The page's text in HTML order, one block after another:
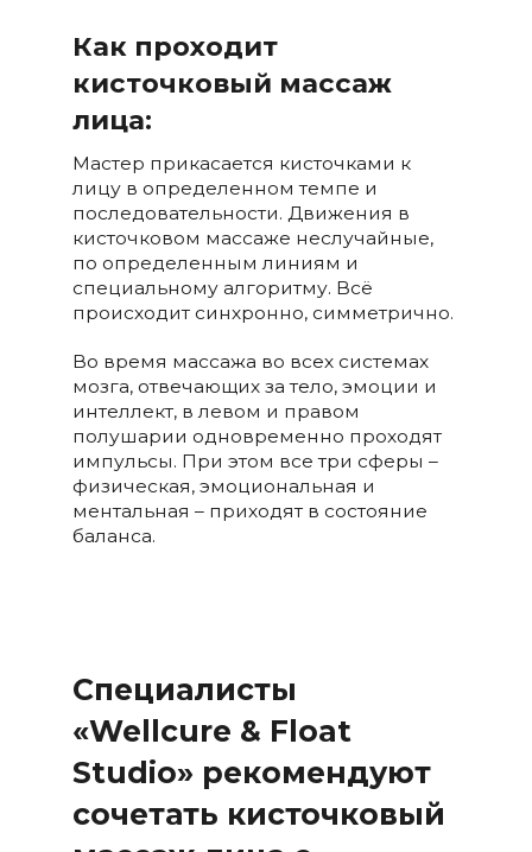
Как проходит
кисточковый массаж
лица:
Мастер прикасается кисточками к
лицу в определенном темпе и
последовательности. Движения в
кисточковом массаже неслучайные,
по определенным линиям и
специальному алгоритму. Всё
происходит синхронно, симметрично.
Во время массажа во всех системах
мозга, отвечающих за тело, эмоции и
интеллект, в левом и правом
полушарии одновременно проходят
импульсы. При этом все три сферы –
физическая, эмоциональная и
ментальная – приходят в состояние
баланса.
Специалисты
«Wellcure & Float
Studio» рекомендуют
сочетать кисточковый